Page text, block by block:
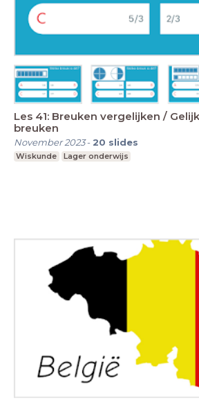
Les 41: Breuken vergelijken /
breuken
November 2023- 20 slides
Wiskunde Lager onderwijs